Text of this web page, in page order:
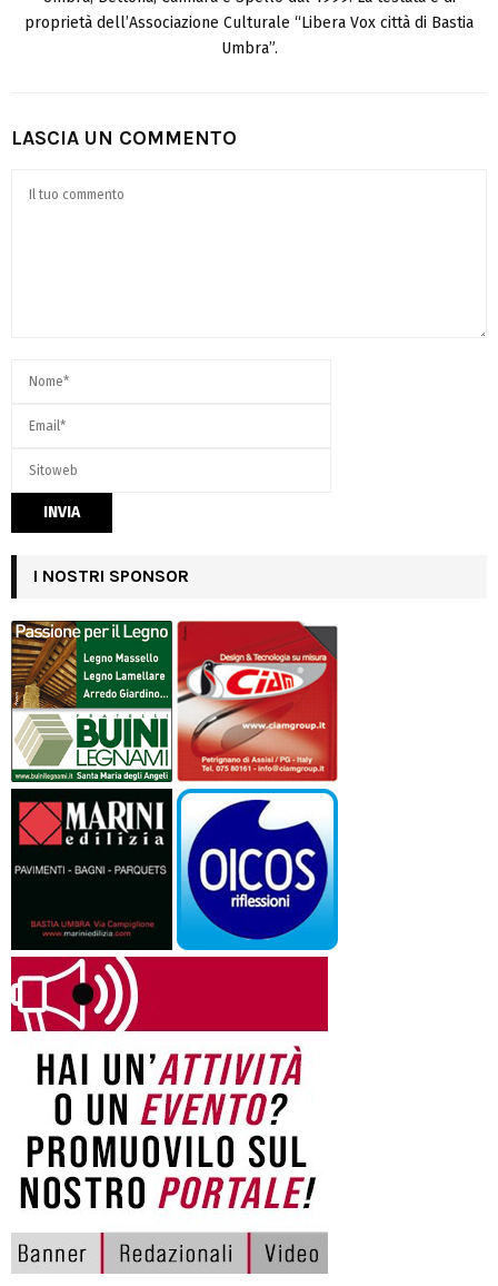
proprietà dell’Associazione Culturale “Libera Vox città di Bastia
Umbra”.
LASCIA UN COMMENTO
I NOSTRI SPONSOR